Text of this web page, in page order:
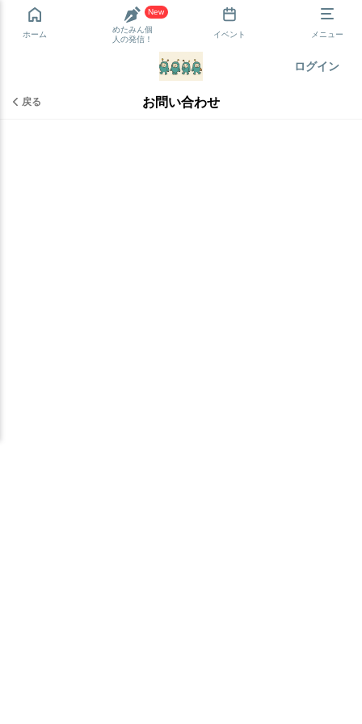
ホーム
New
めたみん個
人の発信！
イベント メニュー
ログイン
戻る お問い合わせ